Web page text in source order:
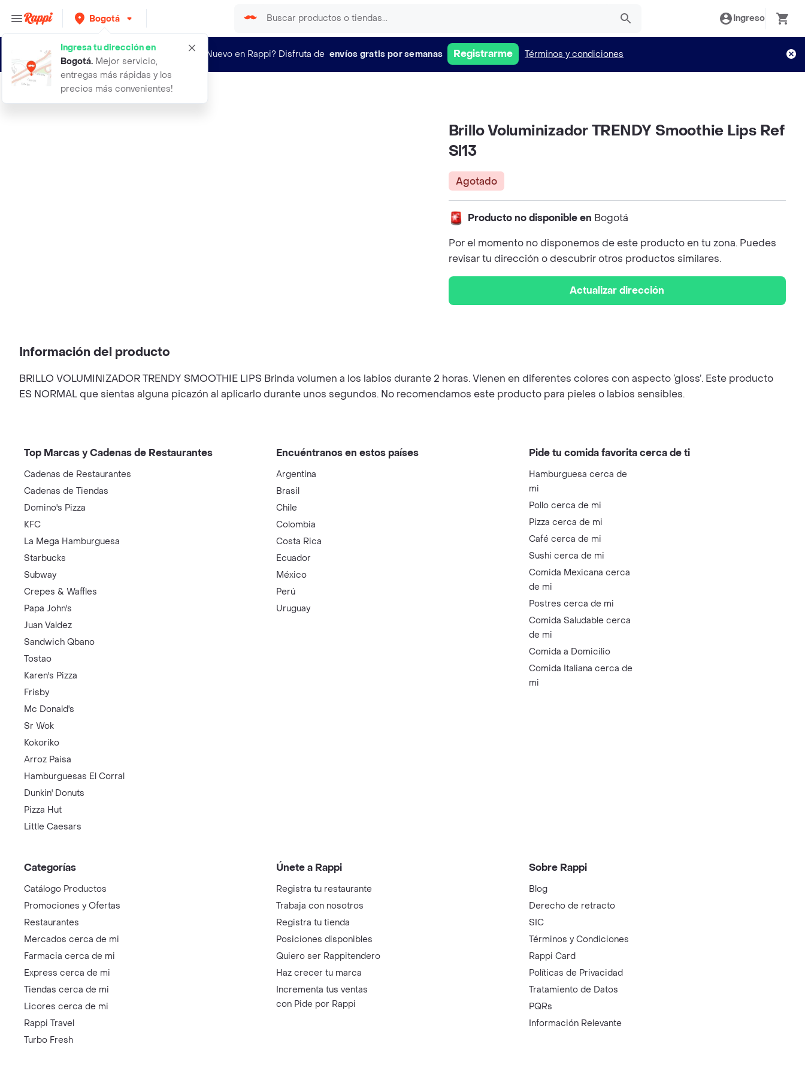
Bogotá
Ingresa tu dirección en
Bogotá. Mejor servicio,
entregas más rápidas y los
precios más convenientes!
Ingreso
¿Nuevo en Rappi? Disfruta de envíos gratis por semanas Registrarme Términos y condiciones
brillo voluminizador trendy smoothi
Brillo Voluminizador TRENDY Smoothie Lips Ref
Sl13
Agotado
Producto no disponible en Bogotá
Por el momento no disponemos de este producto en tu zona. Puedes
revisar tu dirección o descubrir otros productos similares.
Actualizar dirección
Información del producto
BRILLO VOLUMINIZADOR TRENDY SMOOTHIE LIPS Brinda volumen a los labios durante 2 horas. Vienen en diferentes colores con aspecto ‘gloss’. Este producto
ES NORMAL que sientas alguna picazón al aplicarlo durante unos segundos. No recomendamos este producto para pieles o labios sensibles.
Top Marcas y Cadenas de Restaurantes
Cadenas de Restaurantes
Cadenas de Tiendas
Domino's Pizza
KFC
La Mega Hamburguesa
Starbucks
Subway
Crepes & Waffles
Papa John's
Juan Valdez
Sandwich Qbano
Tostao
Karen's Pizza
Frisby
Mc Donald's
Sr Wok
Kokoriko
Arroz Paisa
Hamburguesas El Corral
Dunkin' Donuts
Pizza Hut
Little Caesars
Encuéntranos en estos países
Argentina
Brasil
Chile
Colombia
Costa Rica
Ecuador
México
Perú
Uruguay
Pide tu comida favorita cerca de ti
Hamburguesa cerca de
mi
Pollo cerca de mi
Pizza cerca de mi
Café cerca de mi
Sushi cerca de mi
Comida Mexicana cerca
de mi
Postres cerca de mi
Comida Saludable cerca
de mi
Comida a Domicilio
Comida Italiana cerca de
mi
Categorías
Catálogo Productos
Promociones y Ofertas
Restaurantes
Mercados cerca de mi
Farmacia cerca de mi
Express cerca de mi
Tiendas cerca de mi
Licores cerca de mi
Rappi Travel
Turbo Fresh
Únete a Rappi
Registra tu restaurante
Trabaja con nosotros
Registra tu tienda
Posiciones disponibles
Quiero ser Rappitendero
Haz crecer tu marca
Incrementa tus ventas
con Pide por Rappi
Sobre Rappi
Blog
Derecho de retracto
SIC
Términos y Condiciones
Rappi Card
Políticas de Privacidad
Tratamiento de Datos
PQRs
Información Relevante